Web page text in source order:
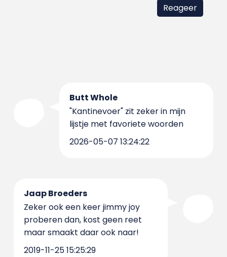
Butt Whole
"Kantinevoer" zit zeker in mijn
lijstje met favoriete woorden
2026-05-07 13:24:22
Jaap Broeders
Zeker ook een keer jimmy joy
proberen dan, kost geen reet
maar smaakt daar ook naar!
2019-11-25 15:25:29